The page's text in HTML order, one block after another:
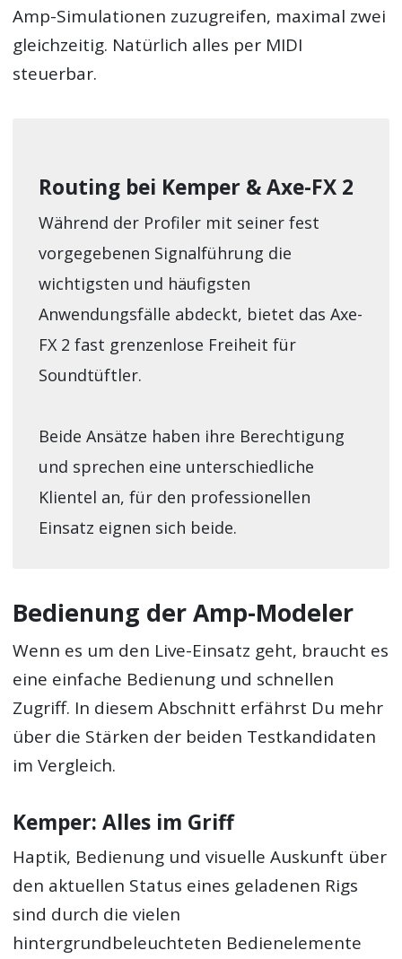
Amp-Simulationen zuzugreifen, maximal zwei
gleichzeitig. Natürlich alles per MIDI
steuerbar.
Routing bei Kemper & Axe-FX 2
Während der Profiler mit seiner fest
vorgegebenen Signalführung die
wichtigsten und häufigsten
Anwendungsfälle abdeckt, bietet das Axe-
FX 2 fast grenzenlose Freiheit für
Soundtüftler.
Beide Ansätze haben ihre Berechtigung
und sprechen eine unterschiedliche
Klientel an, für den professionellen
Einsatz eignen sich beide.
Bedienung der Amp-Modeler
Wenn es um den Live-Einsatz geht, braucht es
eine einfache Bedienung und schnellen
Zugriff. In diesem Abschnitt erfährst Du mehr
über die Stärken der beiden Testkandidaten
im Vergleich.
Kemper: Alles im Griff
Haptik, Bedienung und visuelle Auskunft über
den aktuellen Status eines geladenen Rigs
sind durch die vielen
hintergrundbeleuchteten Bedienelemente